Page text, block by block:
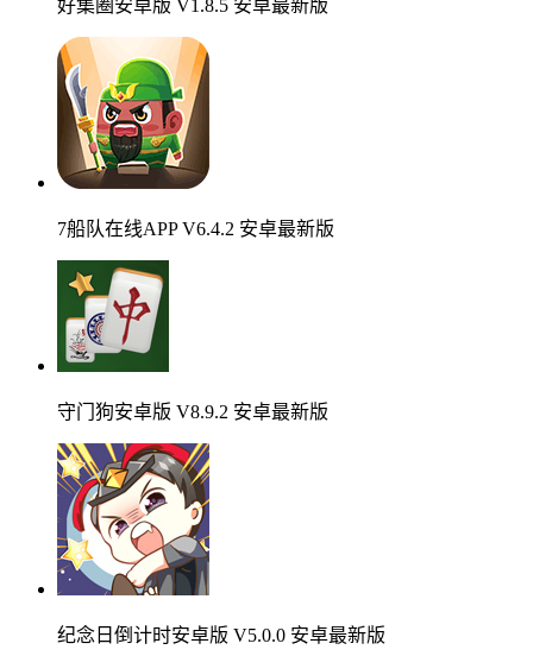
好集圈安卓版 V1.8.5 安卓最新版
7船队在线APP V6.4.2 安卓最新版
守门狗安卓版 V8.9.2 安卓最新版
纪念日倒计时安卓版 V5.0.0 安卓最新版